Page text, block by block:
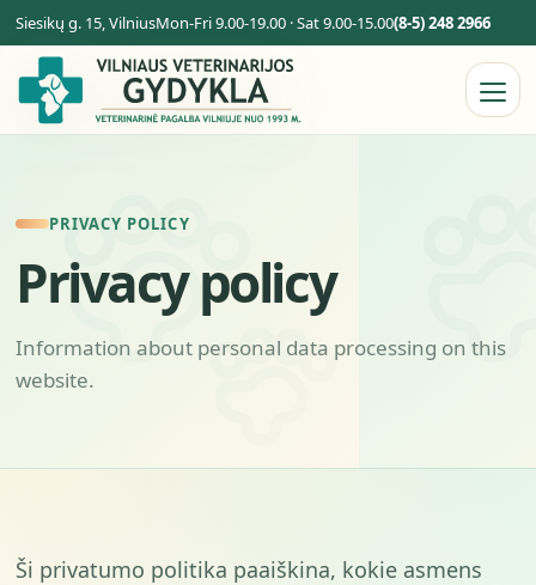
Siesikų g. 15, VilniusMon-Fri 9.00-19.00 · Sat 9.00-15.00(8-5) 248 2966
PRIVACY POLICY
Privacy policy
Information about personal data processing on this
website.
Ši privatumo politika paaiškina, kokie asmens